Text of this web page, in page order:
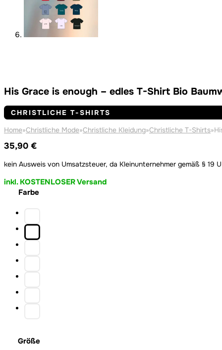
His Grace is enough – edles T-Shirt Bio
CHRISTLICHE T-SHIRTS
Home»Christliche Mode»Christliche Kleidung»Christliche T-Shirts»
35,90 €
kein Ausweis von Umsatzsteuer, da Kleinunternehmer gemäß § 19
inkl. KOSTENLOSER Versand
Farbe
Größe